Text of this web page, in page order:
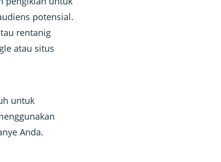
potensial.
rentanig
atau situs
untuk
Anda.